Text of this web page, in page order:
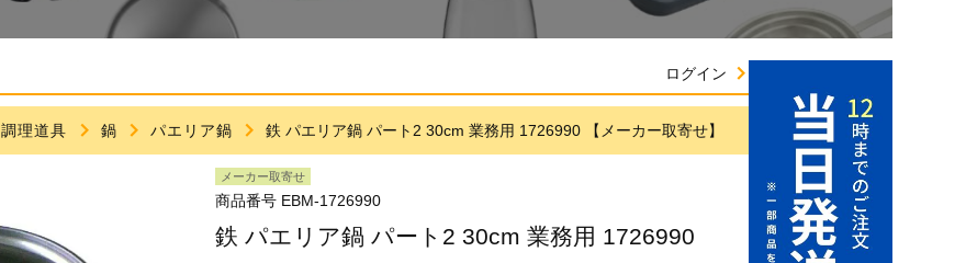
ログイン
調理道具 鍋 パエリア鍋 鉄 パエリア鍋 パート2 30cm 業務用 1726990 【メーカー取寄せ】
メーカー取寄せ
商品番号 EBM-1726990
鉄 パエリア鍋 パート2 30cm 業務用 1726990